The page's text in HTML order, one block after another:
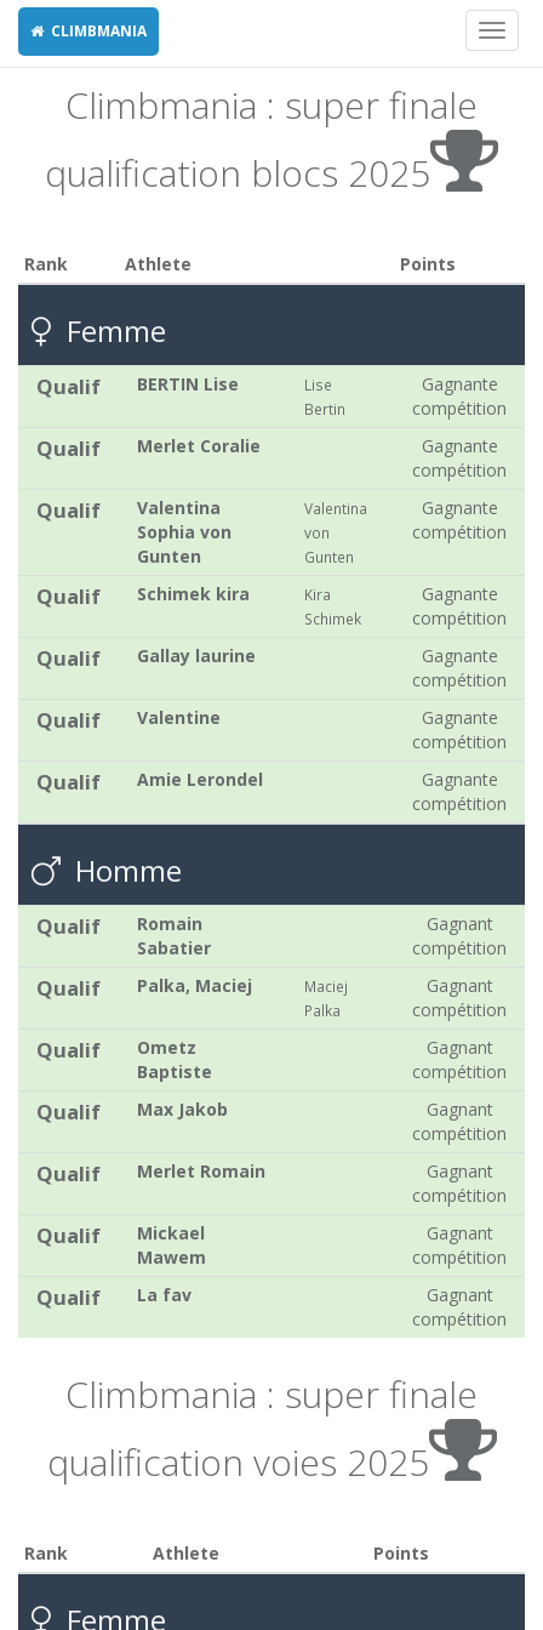
CLIMBMANIA
Climbmania : super finale
qualification blocs 2025
Rank Athlete Points
Femme
Qualif BERTIN Lise
Lise
Bertin
Gagnante
compétition
Qualif Merlet Coralie
Gagnante
compétition
Qualif
Valentina
Sophia von
Gunten
Valentina
von
Gunten
Gagnante
compétition
Qualif Schimek kira
Kira
Schimek
Gagnante
compétition
Qualif Gallay laurine
Gagnante
compétition
Qualif Valentine
Gagnante
compétition
Qualif Amie Lerondel
Gagnante
compétition
Homme
Qualif
Romain
Sabatier
Gagnant
compétition
Qualif Palka, Maciej
Maciej
Palka
Gagnant
compétition
Qualif
Ometz
Baptiste
Gagnant
compétition
Qualif Max Jakob
Gagnant
compétition
Qualif Merlet Romain
Gagnant
compétition
Qualif
Mickael
Mawem
Gagnant
compétition
Qualif La fav
Gagnant
compétition
Climbmania : super finale
qualification voies 2025
Rank Athlete Points
Femme